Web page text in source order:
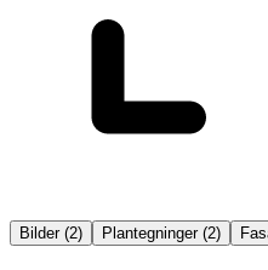
Bilder(2) Plantegninger(2)